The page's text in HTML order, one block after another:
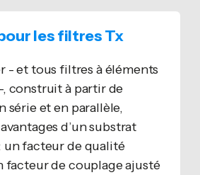
les filtres Tx
- et tous filtres à éléments
, construit à partir de
série et en parallèle,
d’un substrat
un facteur de qualité
facteur de couplage ajusté